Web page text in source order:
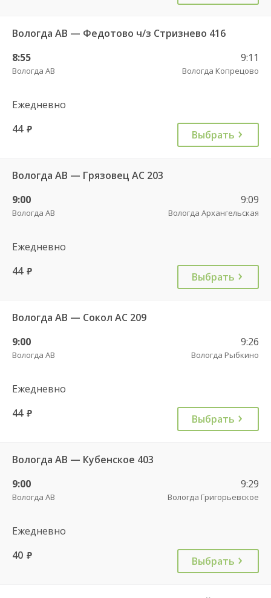
Вологда АВ — Федотово ч/з Стризнево 416
8:55
Вологда АВ
9:11
Вологда Копрецово
Ежедневно
44 руб. Выбрать
Вологда АВ — Грязовец АС 203
9:00
Вологда АВ
9:09
Вологда Архангельская
Ежедневно
44 руб. Выбрать
Вологда АВ — Сокол АС 209
9:00
Вологда АВ
9:26
Вологда Рыбкино
Ежедневно
44 руб. Выбрать
Вологда АВ — Кубенское 403
9:00
Вологда АВ
9:29
Вологда Григорьевское
Ежедневно
40 руб. Выбрать